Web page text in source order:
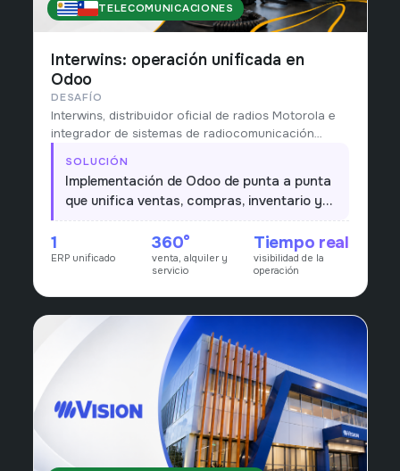
URUGUAY & CHILE
TELECOMUNICACIONES
Interwins: operación unificada en
Odoo
DESAFÍO
Interwins, distribuidor oficial de radios Motorola e
integrador de sistemas de radiocomunicación
MotoTRBO para minería y gobierno, operaba
ventas, alquiler, servicio técnico y repuestos con
sistemas separados y sin una vista única del
negocio.
SOLUCIÓN
Implementación de Odoo de punta a punta
que unifica ventas, compras, inventario y
servicio técnico en una sola plataforma,
con visibilidad consolidada de la operación.
1
ERP unificado
360°
venta, alquiler y
servicio
Tiempo real
visibilidad de la
operación